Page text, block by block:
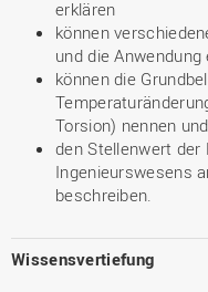
erklären
können
und die Anwendung
können die
Torsion) nennen
den Stellenwert der
Ingenieurswesens
beschreiben.
Wissensvertiefung